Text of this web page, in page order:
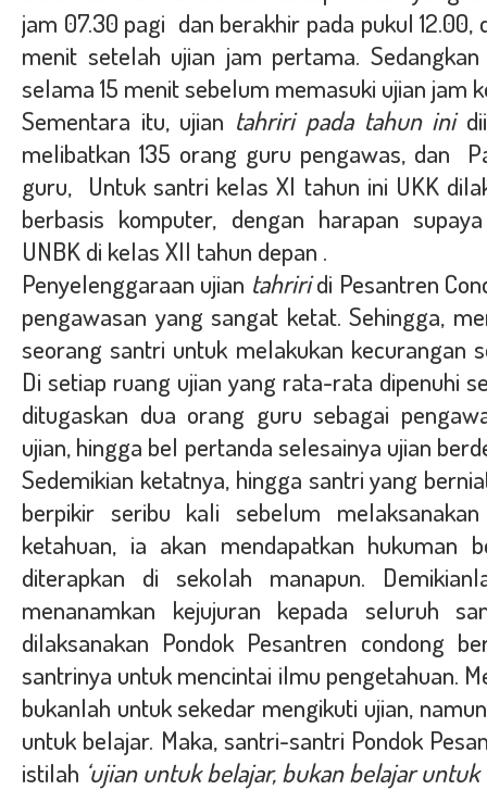
jam 07.30 pagi dan berakhir pada pukul 12.00,
menit setelah ujian jam pertama.
selama 15 menit sebelum memasuki ujian jam
Sementara itu, ujian tahriri pada tahun ini
melibatkan 135 orang guru pengawas, dan
guru, Untuk santri kelas XI tahun ini UKK
berbasis komputer, dengan harapan
UNBK di kelas XII tahun depan .
Penyelenggaraan ujian tahriridi Pesantren
pengawasan yang sangat ketat. Sehingga,
seorang santri untuk melakukan kecurangan
Di setiap ruang ujian yang rata-rata dipenuhi
ditugaskan dua orang guru sebagai
ujian, hingga bel pertanda selesainya ujian
Sedemikian ketatnya, hingga santri yang
berpikir seribu kali sebelum
ketahuan, ia akan mendapatkan hukuman
diterapkan di sekolah manapun.
menanamkan kejujuran kepada seluruh
dilaksanakan Pondok Pesantren condong
santrinya untuk mencintai ilmu pengetahuan.
bukanlah untuk sekedar mengikuti ujian,
untuk belajar. Maka, santri-santri Pondok
istilah ‘ujian untuk belajar, bukan belajar untuk